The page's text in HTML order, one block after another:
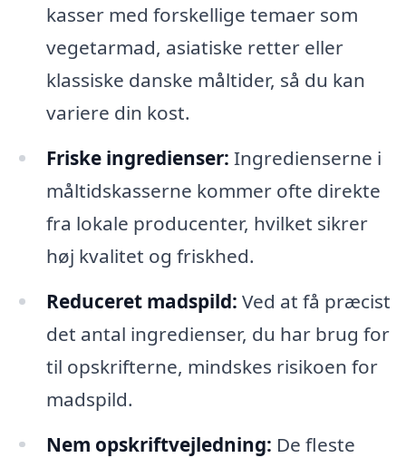
kasser med forskellige temaer som
vegetarmad, asiatiske retter eller
klassiske danske måltider, så du kan
variere din kost.
Friske ingredienser: Ingredienserne i
måltidskasserne kommer ofte direkte
fra lokale producenter, hvilket sikrer
høj kvalitet og friskhed.
Reduceret madspild: Ved at få præcist
det antal ingredienser, du har brug for
til opskrifterne, mindskes risikoen for
madspild.
Nem opskriftvejledning: De fleste